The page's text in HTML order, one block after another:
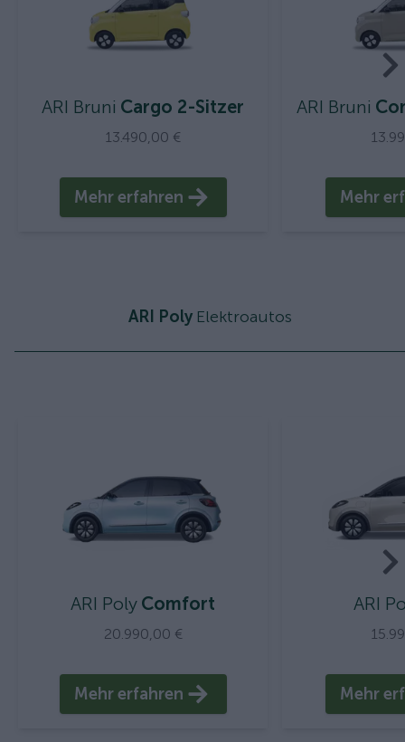
ARI Bruni Cargo 2-Sitzer
13.490,00 €
Mehr erfahren
ARI Bruni
Mehr
ARI Poly Elektroautos
ARI Poly Comfort
20.990,00 €
Mehr erfahren
ARI
Mehr